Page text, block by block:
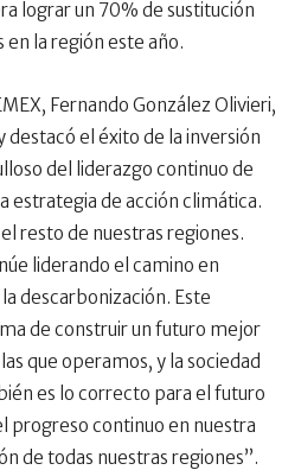
lograr un 70% de sustitución
la región este año.
Fernando González Olivieri,
destacó el éxito de la inversión
del liderazgo continuo de
estrategia de acción climática.
resto de nuestras regiones.
liderando el camino en
descarbonización. Este
de construir un futuro mejor
que operamos, y la sociedad
es lo correcto para el futuro
progreso continuo en nuestra
de todas nuestras regiones”.